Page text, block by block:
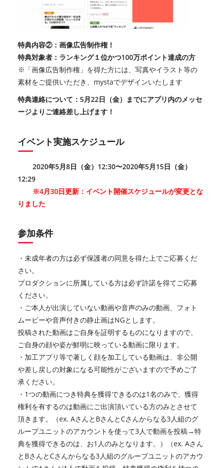
特典内容②：画像広告制作権！
特典対象者：ランキング１位かつ100万ポイント達成の方
※「画像広告制作権」を得た方には、写真やイラスト等の
素材をご提供いただき、mystaでデザインいたします
特典連絡について：5月22日（金）までにアプリ内のメッセ
ージよりご連絡差し上げます！
イベント実施スケジュール
2020年5月8日（金）12:30〜2020年5月15日（金）
12:29
※4月30日更新：イベント開催スケジュールが変更とな
りました
参加条件
・未成年者の方は必ず保護者の同意を得た上でご応募くだ
さい。
プロダクションに所属している方は必ず許諾を得てご応募
ください。
・ご本人が出演していない動画や音声のみの動画、フォト
ムービーや音声付きの静止画はNGとします。
投稿された動画はご自身を証明するものになりますので、
ご自身の顔や姿が鮮明に映っている動画に限ります。
・加工アプリ等で著しく顔を加工している動画は、非公開
や差し戻しの対象になる可能性がございますので予めご了
承ください。
・1つの動画につき特典を獲得できるのは1名のみで、獲得
権利を有するのは動画にご出演頂いている方のみとさせて
頂きます。（ex. AさんとBさんとCさんからなる3人組のグ
ループユニットのアカウントを使って3人で動画を投稿→特
典を獲得できるのは、お1人のみとなります。）（ex. Aさん
とBさんとCさんからなる3人組のグループユニットのアカウ